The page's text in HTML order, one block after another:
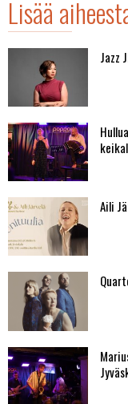
Lisää
Jazz
Aili